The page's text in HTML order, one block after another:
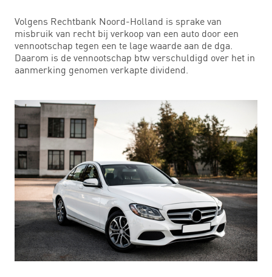
Volgens Rechtbank Noord-Holland is sprake van
misbruik van recht bij verkoop van een auto door een
vennootschap tegen een te lage waarde aan de dga.
Daarom is de vennootschap btw verschuldigd over het in
aanmerking genomen verkapte dividend.